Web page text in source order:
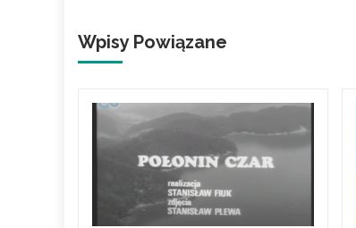
Wpisy Powiązane